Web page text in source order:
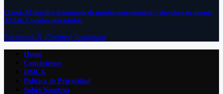
Claude AI descifra el esquema de prueba post-cuántica y descubre un ataque
AES de 7 rondas más rápido
Facebook X (Twitter) Instagram
Home
Contáctenos
DMCA
Política de Privacidad
Sobre Nosotros